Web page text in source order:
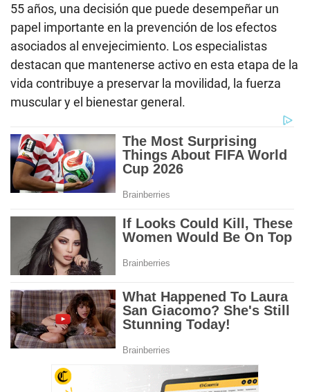
55 años, una decisión que puede desempeñar un
papel importante en la prevención de los efectos
asociados al envejecimiento. Los especialistas
destacan que mantenerse activo en esta etapa de la
vida contribuye a preservar la movilidad, la fuerza
muscular y el bienestar general.